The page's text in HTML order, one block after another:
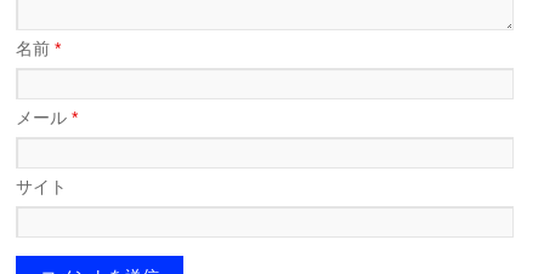
名前*
メール*
サイト